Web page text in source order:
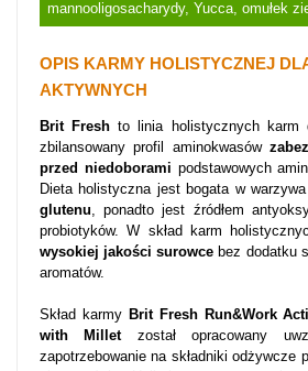
mannooligosacharydy, Yucca, omułek
OPIS KARMY HOLISTYCZNEJ
AKTYWNYCH
Brit Fresh to linia holistycznych karm
zbilansowany profil aminokwasów
przed niedoborami podstawowych
Dieta holistyczna jest bogata w
glutenu, ponadto jest źródłem
probiotyków. W skład karm
wysokiej jakości surowce bez dodatku
aromatów.
Skład karmy Brit Fresh Run&Work
with Milletzostał opracowany
zapotrzebowanie na składniki odżywcze